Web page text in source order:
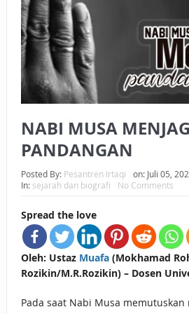
BAGAIMANA CARA MEMBAYAR
UANG HARAM BISA MENJADI
KEPEMILIKANNYA BERUBAH
ISTIDLAL BATIL VS ISTIDLAL SYAR’I
BAHASA CINTA KARENA ALLAH
HUKUM MEMBAYAR ZAKAT DENGAN
HUKUM MEMBAYAR ZAKAT KEPADA
NABI MUSA
PANDANGAN
Posted By: Pesantren Irtaqi on: Juli 05,
In: sejarah dan biografi No Comments
Spread the love
Oleh: Ustaz Muafa(Mokhamad
Rozikin/M.R.Rozikin) – Dosen
Pada saat Nabi Musa